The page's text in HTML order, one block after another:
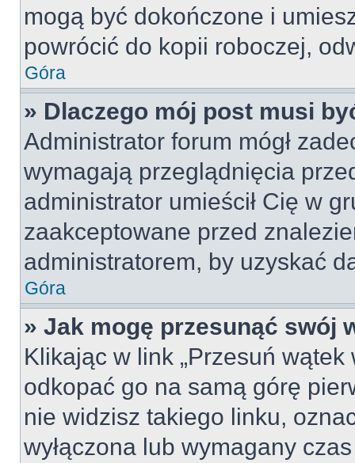
mogą być dokończone i
powrócić do kopii roboczej,
Góra
» Dlaczego mój post musi
Administrator forum mógł
wymagają przeglądnięcia
administrator umieścił Cię w
zaakceptowane przed
administratorem, by uzyskać
Góra
» Jak mogę przesunąć swój
Klikając w link „Przesuń
odkopać go na samą górę
nie widzisz takiego linku,
wyłączona lub wymagany